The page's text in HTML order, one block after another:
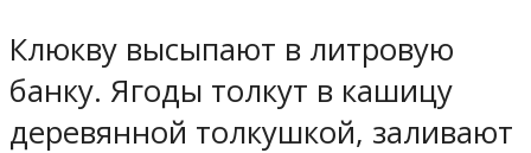
Клюкву высыпают в литровую
банку. Ягоды толкут в кашицу
деревянной толкушкой, заливают